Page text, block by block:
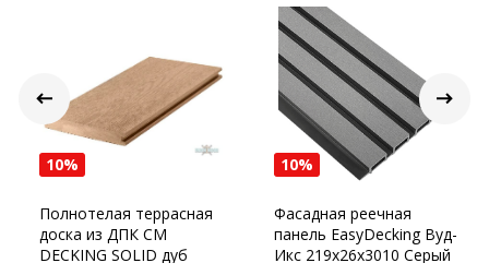
10%
Полнотелая террасная
доска из ДПК CM
DECKING SOLID дуб
10%
Фасадная реечная
панель EasyDecking Вуд-
Икс 219х26х3010 Серый